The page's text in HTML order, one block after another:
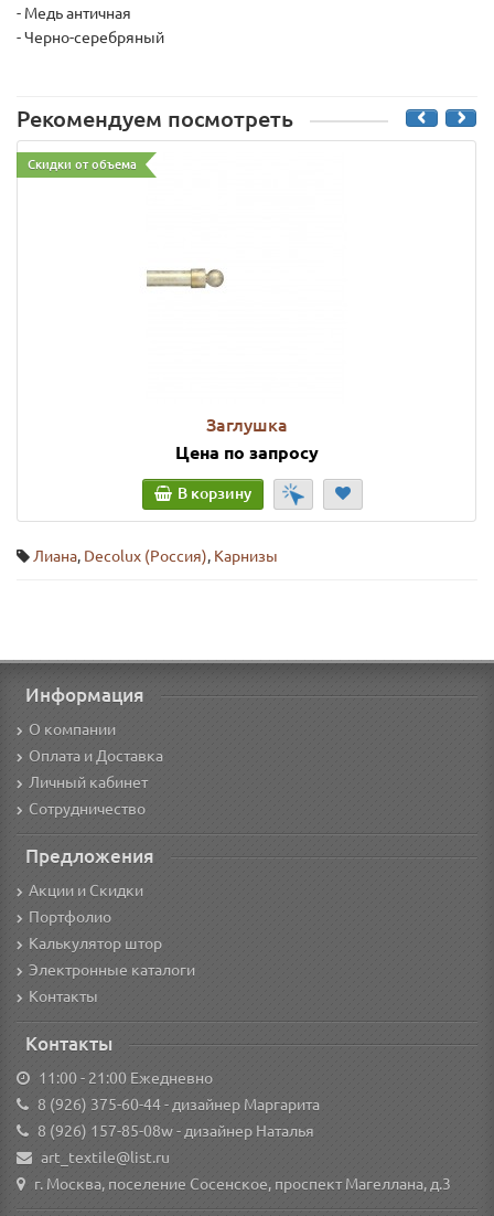
- Медь античная
- Черно-серебряный
Рекомендуем посмотреть
Скидки от объема
Заглушка
Цена по запросу
В корзину
Лиана, Decolux (Россия), Карнизы
Информация
О компании
Оплата и Доставка
Личный кабинет
Сотрудничество
Предложения
Акции и Скидки
Портфолио
Калькулятор штор
Электронные каталоги
Контакты
Контакты
11:00 - 21:00 Ежедневно
8 (926) 375-60-44- дизайнер Маргарита
8 (926) 157-85-08w- дизайнер Наталья
art_textile@list.ru
г. Москва, поселение Сосенское, проспект Магеллана, д.3